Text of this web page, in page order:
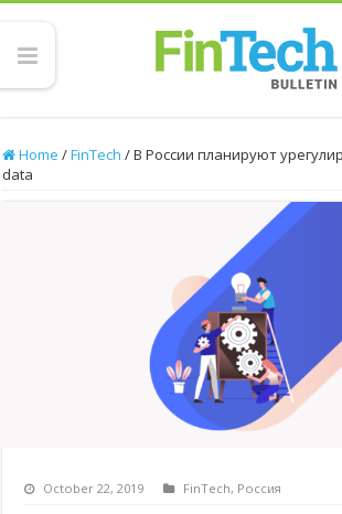
Home /FinTech /В России планируют
data
October 22, 2019 FinTech, Россия